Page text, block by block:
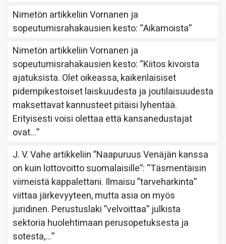
Nimetön artikkeliinVornanen ja
sopeutumisrahakausien kesto: “Aikamoista”
Nimetön artikkeliinVornanen ja
sopeutumisrahakausien kesto: “Kiitos kivoista
ajatuksista. Olet oikeassa, kaikenlaisiset
pidempikestoiset laiskuudesta ja joutilaisuudesta
maksettavat kannusteet pitäisi lyhentää.
Erityisesti voisi olettaa että kansanedustajat
ovat…”
J. V. Vahe artikkeliin”Naapuruus Venäjän kanssa
on kuin lottovoitto suomalaisille”: “Täsmentäisin
viimeistä kappalettani. Ilmaisu ”tarveharkinta”
viittaa järkevyyteen, mutta asia on myös
juridinen. Perustuslaki ”velvoittaa” julkista
sektoria huolehtimaan perusopetuksesta ja
sotesta,…”